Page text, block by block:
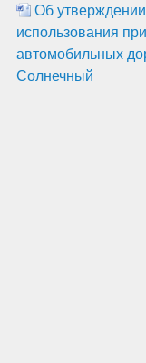
Об
использования
автомобильных
Солнечный